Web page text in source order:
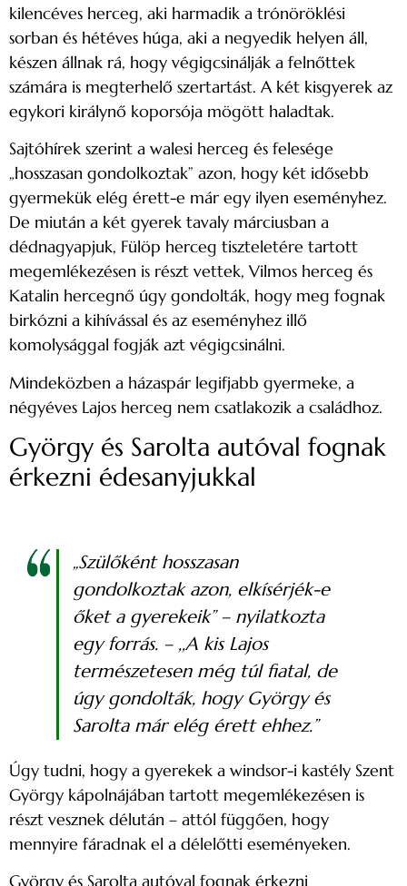
kilencéves herceg, aki harmadik a trónöröklési
sorban és hétéves húga, aki a negyedik helyen áll,
készen állnak rá, hogy végigcsinálják a felnőttek
számára is megterhelő szertartást. A két kisgyerek az
egykori királynő koporsója mögött haladtak.
Sajtóhírek szerint a walesi herceg és felesége
„hosszasan gondolkoztak” azon, hogy két idősebb
gyermekük elég érett-e már egy ilyen eseményhez.
De miután a két gyerek tavaly márciusban a
dédnagyapjuk, Fülöp herceg tiszteletére tartott
megemlékezésen is részt vettek, Vilmos herceg és
Katalin hercegnő úgy gondolták, hogy meg fognak
birkózni a kihívással és az eseményhez illő
komolysággal fogják azt végigcsinálni.
Mindeközben a házaspár legifjabb gyermeke, a
négyéves Lajos herceg nem csatlakozik a családhoz.
György és Sarolta autóval fognak
érkezni édesanyjukkal
„Szülőként hosszasan
gondolkoztak azon, elkísérjék-e
őket a gyerekeik”– nyilatkozta
egy forrás. – ,,A kis Lajos
természetesen még túl fiatal, de
úgy gondolták, hogy György és
Sarolta már elég érett ehhez.”
Úgy tudni, hogy a gyerekek a windsor-i kastély Szent
György kápolnájában tartott megemlékezésen is
részt vesznek délután – attól függően, hogy
mennyire fáradnak el a délelőtti eseményeken.
György és Sarolta autóval fognak érkezni